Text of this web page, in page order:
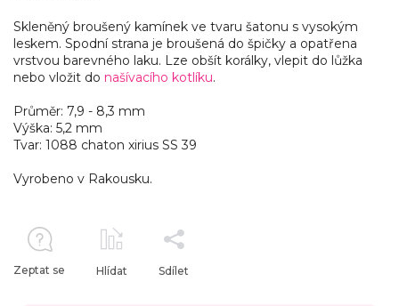
Skleněný broušený kamínek ve tvaru šatonu s vysokým
leskem. Spodní strana je broušená do špičky a opatřena
vrstvou barevného laku. Lze obšít korálky, vlepit do lůžka
nebo vložit do našívacího kotlíku.
Průměr: 7,9 - 8,3 mm
Výška: 5,2 mm
Tvar: 1088 chaton xirius SS 39
Vyrobeno v Rakousku.
Zeptat se Hlídat Sdílet